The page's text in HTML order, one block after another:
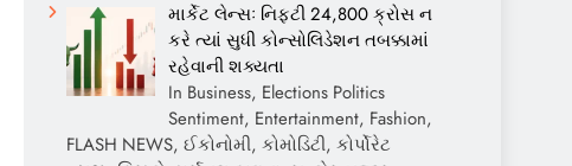
માર્કેટ લેન્સઃ નિફ્ટી 24,800 ક્રોસ ન
કરે ત્યાં સુધી કોન્સોલિડેશન તબક્કામાં
રહેવાની શક્યતા
In Business, Elections Politics
Sentiment, Entertainment, Fashion,
FLASH NEWS, ઈકોનોમી, કોમોડિટી, કોર્પોરેટ